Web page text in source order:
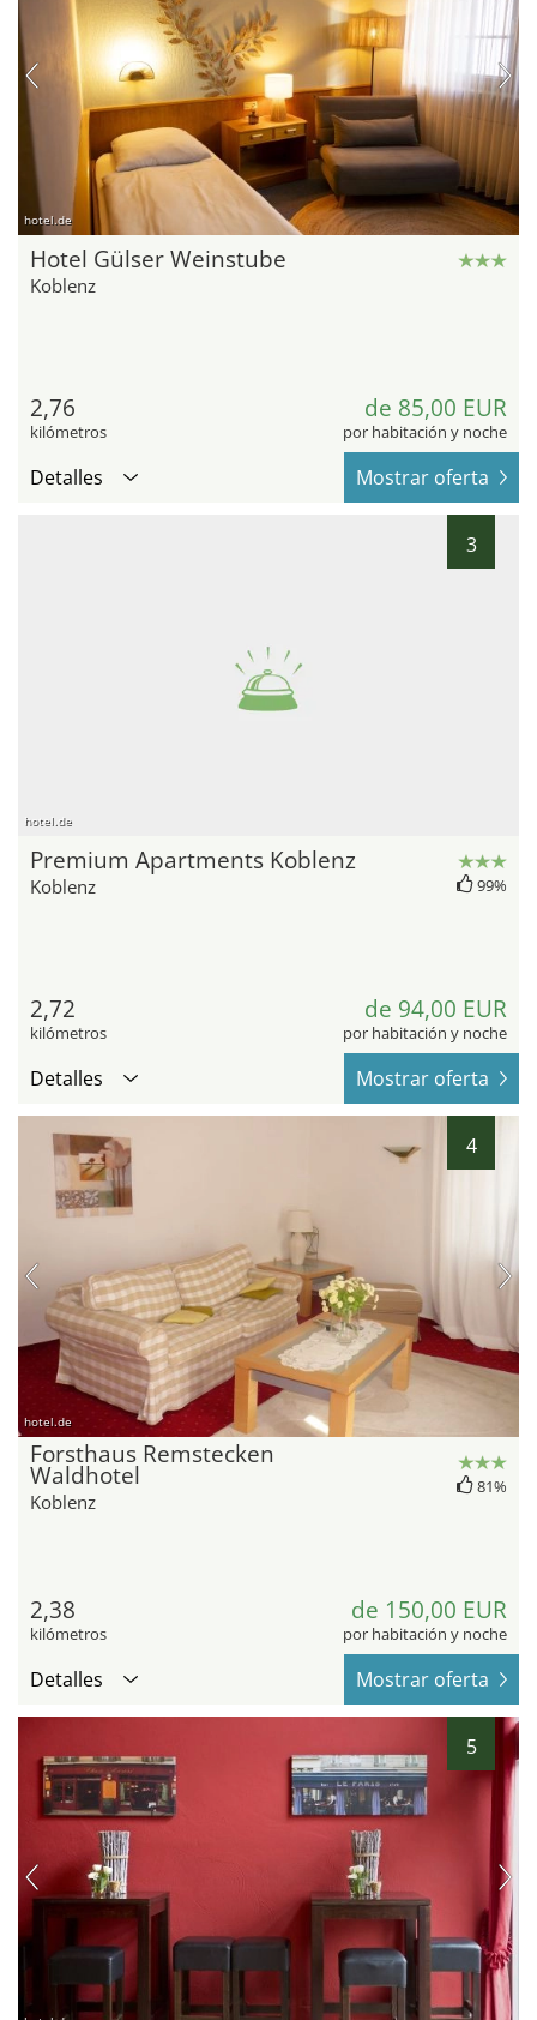
hotel.de
Hotel Gülser Weinstube
Koblenz
2,76
kilómetros
de 85,00 EUR
por habitación y noche
Detalles Mostrar oferta
3
hotel.de
Premium Apartments Koblenz
Koblenz 99%
2,72
kilómetros
de 94,00 EUR
por habitación y noche
Detalles Mostrar oferta
4
hotel.de
Forsthaus Remstecken
Waldhotel
Koblenz
81%
2,38
kilómetros
de 150,00 EUR
por habitación y noche
Detalles Mostrar oferta
5